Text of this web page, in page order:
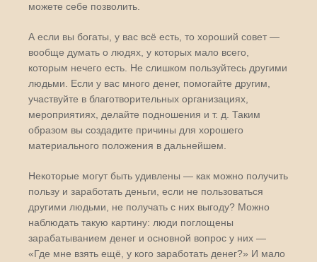
можете себе позволить.
А если вы богаты, у вас всё есть, то хороший совет —
вообще думать о людях, у которых мало всего,
которым нечего есть. Не слишком пользуйтесь другими
людьми. Если у вас много денег, помогайте другим,
участвуйте в благотворительных организациях,
мероприятиях, делайте подношения и т. д. Таким
образом вы создадите причины для хорошего
материального положения в дальнейшем.
Некоторые могут быть удивлены — как можно получить
пользу и заработать деньги, если не пользоваться
другими людьми, не получать с них выгоду? Можно
наблюдать такую картину: люди поглощены
зарабатыванием денег и основной вопрос у них —
«Где мне взять ещё, у кого заработать денег?» И мало